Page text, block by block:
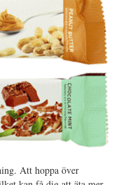
Att hoppa över